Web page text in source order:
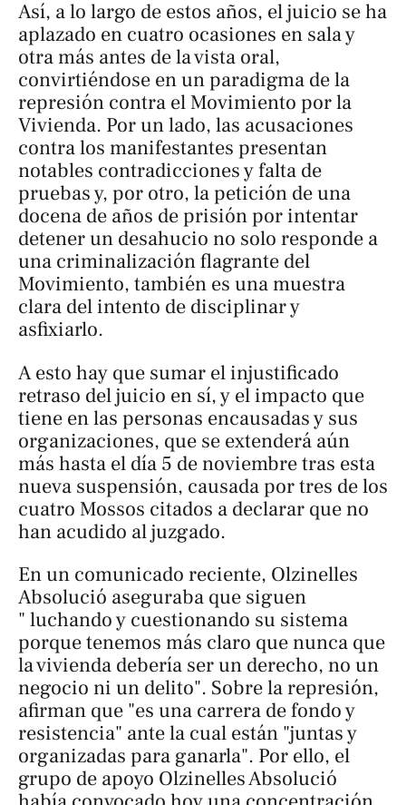
Así, a lo largo de estos años, el juicio se ha
aplazado en cuatro ocasiones en sala y
otra más antes de la vista oral,
convirtiéndose en un paradigma de la
represión contra el Movimiento por la
Vivienda. Por un lado, las acusaciones
contra los manifestantes presentan
notables contradicciones y falta de
pruebas y, por otro, la petición de una
docena de años de prisión por intentar
detener un desahucio no solo responde a
una criminalización flagrante del
Movimiento, también es una muestra
clara del intento de disciplinar y
asfixiarlo.
A esto hay que sumar el injustificado
retraso del juicio en sí, y el impacto que
tiene en las personas encausadas y sus
organizaciones, que se extenderá aún
más hasta el día 5 de noviembre tras esta
nueva suspensión, causada por tres de los
cuatro Mossos citados a declarar que no
han acudido al juzgado.
En un comunicado reciente, Olzinelles
Absolució aseguraba que siguen
" luchando y cuestionando su sistema
porque tenemos más claro que nunca que
la vivienda debería ser un derecho, no un
negocio ni un delito". Sobre la represión,
afirman que "es una carrera de fondo y
resistencia" ante la cual están "juntas y
organizadas para ganarla". Por ello, el
grupo de apoyo Olzinelles Absolució